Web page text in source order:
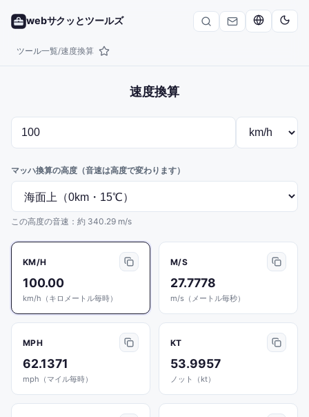
webサクッとツールズ
ツール一覧/速度換算
速度換算
マッハ換算の高度（音速は高度で変わります）
この高度の音速：約 340.29 m/s
KM/H
100.00
km/h（キロメートル毎時）
M/S
27.7778
m/s（メートル毎秒）
MPH
62.1371
mph（マイル毎時）
KT
53.9957
ノット（kt）